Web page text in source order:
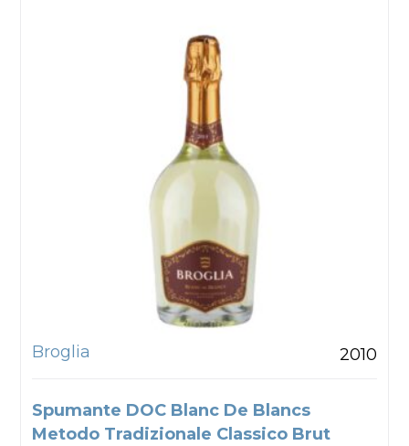
Broglia 2010
Spumante DOC Blanc De Blancs
Metodo Tradizionale Classico Brut